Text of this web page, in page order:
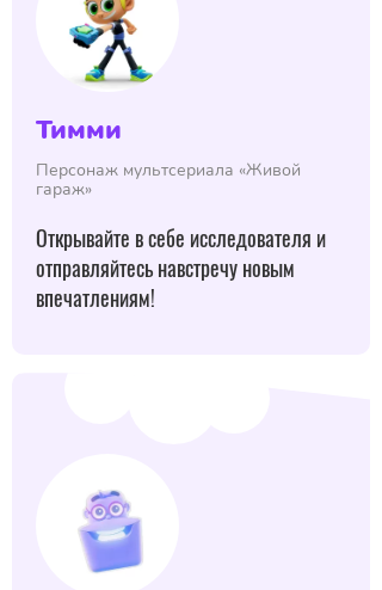
Тимми
Персонаж мультсериала «Живой
гараж»
Открывайте в себе исследователя и
отправляйтесь навстречу новым
впечатлениям!